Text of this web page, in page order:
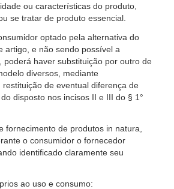
ou características do produto,
se tratar de produto essencial.
optado pela alternativa do
artigo, e não sendo possível a
poderá haver substituição por outro de
diversos, mediante
de eventual diferença de
disposto nos incisos II e III do § 1°
fornecimento de produtos in natura,
o consumidor o fornecedor
identificado claramente seu
ao uso e consumo: